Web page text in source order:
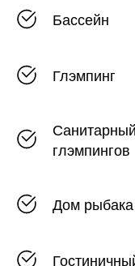
Бассейн
Глэмпинг
глэмпингов
Дом рыбака